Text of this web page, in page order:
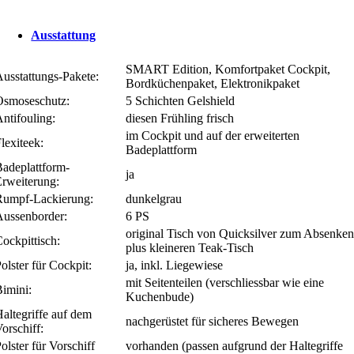
Ausstattung
Pakete:
SMART Edition, Komfortpaket Cockpit,
Bordküchenpaket, Elektronikpaket
5 Schichten Gelshield
diesen Frühling frisch
im Cockpit und auf der erweiterten
Badeplattform
ja
Lackierung:
dunkelgrau
6 PS
original Tisch von Quicksilver zum
plus kleineren Teak-Tisch
für Cockpit:
ja, inkl. Liegewiese
mit Seitenteilen (verschliessbar wie eine
Kuchenbude)
auf dem
nachgerüstet für sicheres Bewegen
für Vorschiff
vorhanden (passen aufgrund der Haltegriffe